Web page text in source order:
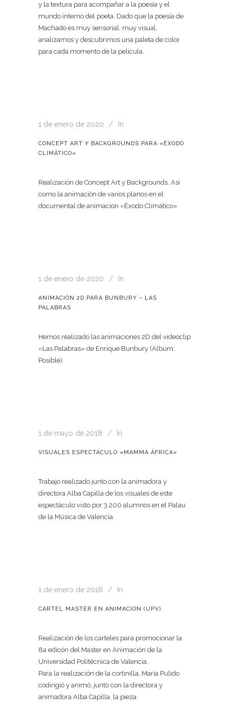
y la textura para acompañar a la poesía y el
mundo interno del poeta. Dado que la poesía de
Machado es muy sensorial, muy visual,
analizamos y descubrimos una paleta de color
para cada momento de la película.
1 de enero de 2020 In
CONCEPT ART Y BACKGROUNDS PARA «ÉXODO
CLIMÁTICO»
Realización de Concept Art y Backgrounds. Asi
como la animación de varios planos en el
documental de animacion «Éxodo Climático»
1 de enero de 2020 In
ANIMACIÓN 2D PARA BUNBURY – LAS
PALABRAS
Hemos realizado las animaciones 2D del videoclip
«Las Palabras» de Enrique Bunbury (Albúm:
Posible).
1 de mayo de 2018 In
VISUALES ESPECTÁCULO «MAMMA ÁFRICA»
Trabajo realizado junto con la animadora y
directora Alba Capilla de los visuales de este
espectáculo visto por 3.200 alumnos en el Palau
de la Música de Valencia.
1 de enero de 2018 In
CARTEL MASTER EN ANIMACION (UPV)
Realización de los carteles para promocionar la
8a edicón del Master en Animación de la
Universidad Politécnica de Valencia.
Para la realización de la cortinilla, María Pulido
codirigió y animó, junto con la directora y
animadora Alba Capilla, la pieza.